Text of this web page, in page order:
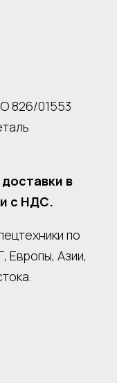
826/01553
в
с НДС.
по
Европы, Азии,